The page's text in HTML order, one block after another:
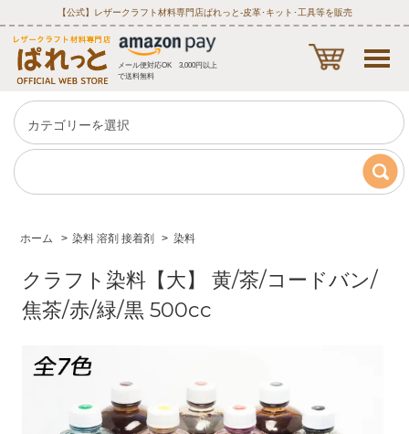
【公式】レザークラフト材料専門店ぱれっと‐皮革･キット･工具等を販売
メール便対応OK 3,000円以上
で送料無料
ホーム > 染料 溶剤 接着剤 > 染料
クラフト染料【大】 黄/茶/コードバン/
焦茶/赤/緑/黒 500cc